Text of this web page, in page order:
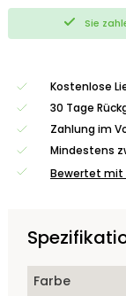
Sie
Kostenlose
30 Tage
Zahlung im
Mindestens
Bewertet mit
Farbe